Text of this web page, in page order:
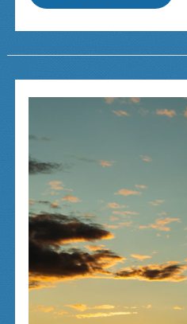
PRIÈRE
ET
L’AMOUR